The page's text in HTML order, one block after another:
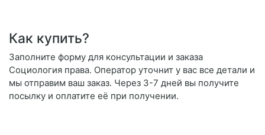
Как купить?
Заполните форму для консультации и заказа
Социология права. Оператор уточнит у вас все детали и
мы отправим ваш заказ. Через 3-7 дней вы получите
посылку и оплатите её при получении.